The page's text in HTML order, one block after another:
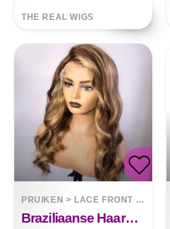
THE REAL WIGS
PRUIKEN > LACE FRONT WIGS
Braziliaanse Haarkleur Half Lace P427 Body Wave 13x4 Lace Wig